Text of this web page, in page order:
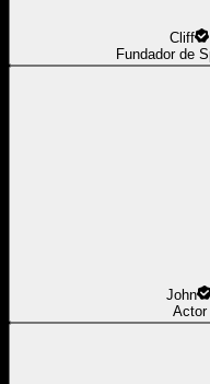
Cliff
Fundador de
John
Actor